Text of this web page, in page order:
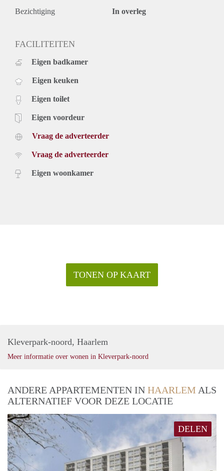
Bezichtiging In overleg
FACILITEITEN
Eigen badkamer
Eigen keuken
Eigen toilet
Eigen voordeur
Vraag de adverteerder
Vraag de adverteerder
Eigen woonkamer
TONEN OP KAART
Kleverpark-noord, Haarlem
Meer informatie over wonen in Kleverpark-noord
ANDERE APPARTEMENTEN IN HAARLEM ALS
ALTERNATIEF VOOR DEZE LOCATIE
DELEN